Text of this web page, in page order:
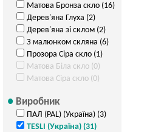
Матова Бронза скло (16)
Дерев'яна Глуха (2)
Дерев'яна зі склом (2)
З малюнком скляна (6)
Прозора Сіра скло (1)
Матова Біла скло (0)
Матова Сіра скло (0)
Виробник
ПАЛ (PAL) (Україна) (3)
TESLI (Україна) (31)